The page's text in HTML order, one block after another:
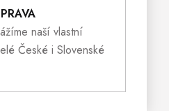
naší vlastní
České i Slovenské